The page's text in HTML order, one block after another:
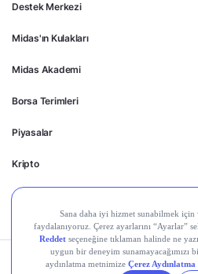
Destek Merkezi
Midas'ın Kulakları
Midas Akademi
Borsa Terimleri
Piyasalar
Kripto
Ayrıcalıklar
Kişisel Verilerin Gizlilik